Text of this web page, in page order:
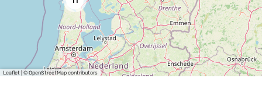
Leaflet © OpenStreetMap contributors